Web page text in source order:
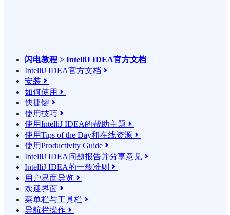
闪电教程 > IntelliJ IDEA官方文档
IntelliJ IDEA官方文档 
安装 
如何使用 
快捷键 
使用技巧 
使用IntelliJ IDEA的帮助主题 
使用Tips of the Day和在线资源 
使用Productivity Guide 
IntelliJ IDEA问题报告并分享意见 
IntelliJ IDEA的一般准则 
用户界面导览 
欢迎界面 
菜单栏与工具栏 
导航栏操作 